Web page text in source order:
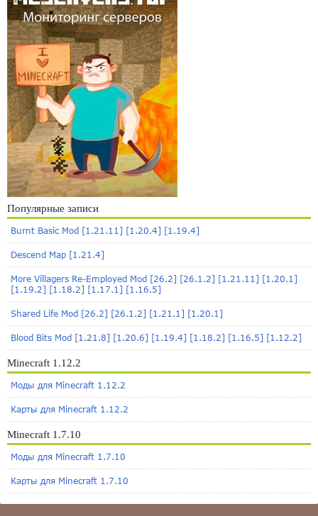
Популярные записи
Burnt Basic Mod [1.21.11] [1.20.4] [1.19.4]
Descend Map [1.21.4]
More Villagers Re-Employed Mod [26.2] [26.1.2] [1.21.11] [1.20.1]
[1.19.2] [1.18.2] [1.17.1] [1.16.5]
Shared Life Mod [26.2] [26.1.2] [1.21.1] [1.20.1]
Blood Bits Mod [1.21.8] [1.20.6] [1.19.4] [1.18.2] [1.16.5] [1.12.2]
Minecraft 1.12.2
Моды для Minecraft 1.12.2
Карты для Minecraft 1.12.2
Minecraft 1.7.10
Моды для Minecraft 1.7.10
Карты для Minecraft 1.7.10